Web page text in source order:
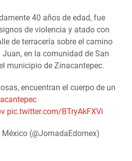
40 años de edad, fue
de violencia y atado con
de terracería sobre el camino
en la comunidad de San
municipio de Zinacantepec.
encuentran el cuerpo de un
pic.twitter.com/BTryAkFXVi
(@JornadaEdomex)